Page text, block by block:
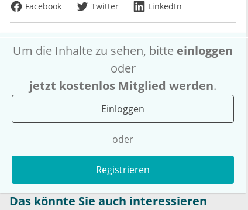
Facebook
Twitter LinkedIn
Um die Inhalte zu sehen, bitte einloggen
oder
jetzt kostenlos Mitglied werden.
Einloggen
oder
Registrieren
Das könnte Sie auch interessieren